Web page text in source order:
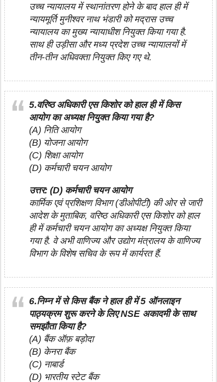
उच्च न्यायालय में स्थानांतरण होने के बाद हाल ही में
न्यायमूर्ति मुनीश्वर नाथ भंडारी को मद्रास उच्च
न्यायालय का मुख्य न्यायाधीश नियुक्त किया गया है.
साथ ही उड़ीसा और मध्य प्रदेश उच्च न्यायालयों में
तीन-तीन अधिवक्ता नियुक्त किए गए थे.
5.वरिष्ठ अधिकारी एस किशोर को हाल ही में किस
आयोग का अध्यक्ष नियुक्त किया गया है?
(A) निति आयोग
(B) योजना आयोग
(C) शिक्षा आयोग
(D) कर्मचारी चयन आयोग
उत्तर: (D) कर्मचारी चयन आयोग
कार्मिक एवं प्रशिक्षण विभाग (डीओपीटी) की ओर से जारी
आदेश के मुताबिक, वरिष्ठ अधिकारी एस किशोर को हाल
ही में कर्मचारी चयन आयोग का अध्यक्ष नियुक्त किया
गया है. वे अभी वाणिज्य और उद्योग मंत्रालय के वाणिज्य
विभाग के विशेष सचिव के रूप में कार्यरत हैं.
6.निम्न में से किस बैंक ने हाल ही में 5 ऑनलाइन
पाठ्यक्रम शुरू करने के लिए NSE अकादमी के साथ
समझौता किया है?
(A) बैंक ऑफ़ बड़ोदा
(B) केनरा बैंक
(C) नाबार्ड
(D) भारतीय स्टेट बैंक